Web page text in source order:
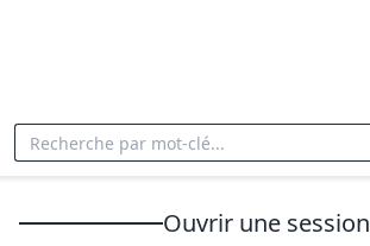
Ouvrir une session